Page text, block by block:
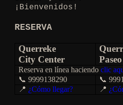
¡Bienvenidos!
RESERVA
Querreke
City Center
Reserva en línea haciendoclic
📞 9999138290 📞
📍 ¿Cómo llegar? 📍